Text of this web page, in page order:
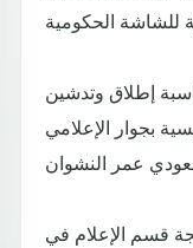
إطلاق وتدشين
بجوار الإعلامي
قسم الإعلام في